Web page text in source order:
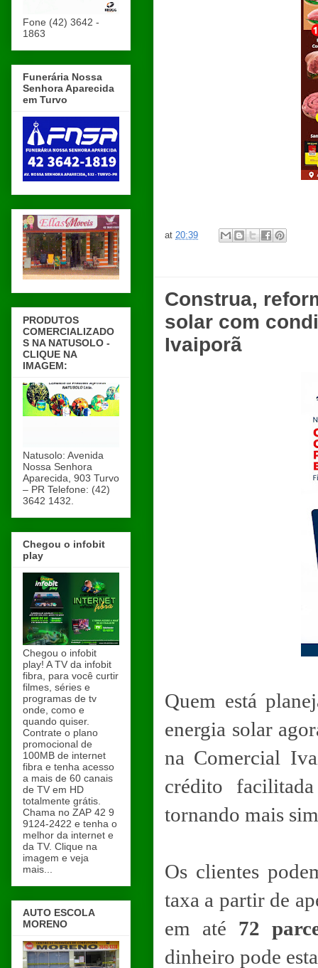
at 20:39
Construa,
solar com
Ivaiporã
Quem está
energia solar
na Comercial
crédito
tornando mais
Os clientes
taxa a partir de
em até 72
dinheiro pode
Fone (42) 3642 -
1863
Funerária Nossa
Senhora Aparecida
em Turvo
PRODUTOS
COMERCIALIZADO
S NA NATUSOLO -
CLIQUE NA
IMAGEM:
Natusolo: Avenida
Nossa Senhora
Aparecida, 903 Turvo
– PR Telefone: (42)
3642 1432.
Chegou o infobit
play
Chegou o infobit
play! A TV da infobit
fibra, para você curtir
filmes, séries e
programas de tv
onde, como e
quando quiser.
Contrate o plano
promocional de
100MB de internet
fibra e tenha acesso
a mais de 60 canais
de TV em HD
totalmente grátis.
Chama no ZAP 42 9
9124-2422 e tenha o
melhor da internet e
da TV. Clique na
imagem e veja
mais...
AUTO ESCOLA
MORENO